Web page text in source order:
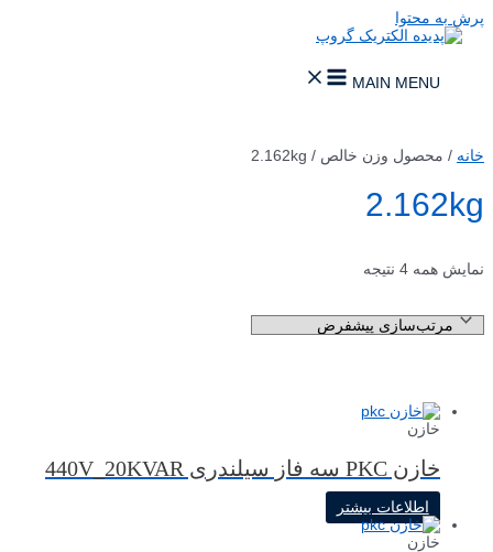
پرش به محتوا
MAIN MENU
خانه / محصول وزن خالص / 2.162kg
2.162kg
نمایش همه 4 نتیجه
خازن
خازن PKC سه فاز سیلندری 440V_20KVAR
اطلاعات بیشتر
خازن